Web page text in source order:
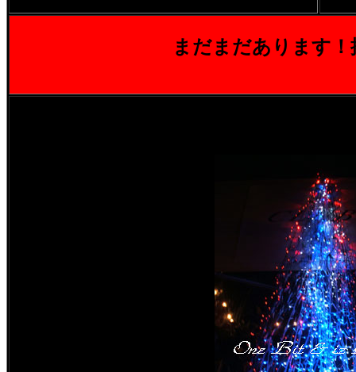
まだまだあります！